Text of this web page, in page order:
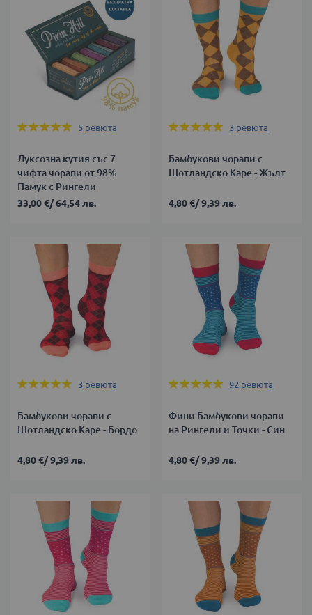
Оценка:
5 ревюта
Луксозна кутия със 7
чифта чорапи от 98%
Памук с Рингели
33,00 €/64,54 лв.
Оценка:
3 ревюта
Бамбукови чорапи с
Шотландско Каре - Жълт
4,80 €/9,39 лв.
Оценка:
3 ревюта
Бамбукови чорапи с
Шотландско Каре - Бордо
4,80 €/9,39 лв.
Оценка:
92 ревюта
Фини Бамбукови чорапи
на Рингели и Точки - Син
4,80 €/9,39 лв.